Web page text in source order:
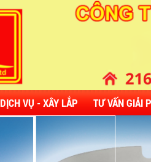
DỊCH VỤ - XÂY LẮP TƯ VẤN GIẢI